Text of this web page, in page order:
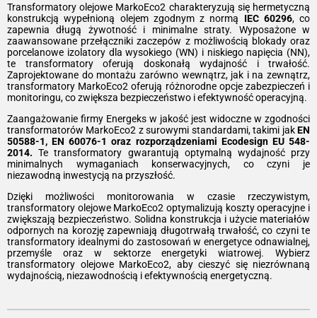
Transformatory olejowe MarkoEco2 charakteryzują się hermetyczną
konstrukcją wypełnioną olejem zgodnym z normą IEC 60296, co
zapewnia długą żywotność i minimalne straty. Wyposażone w
zaawansowane przełączniki zaczepów z możliwością blokady oraz
porcelanowe izolatory dla wysokiego (WN) i niskiego napięcia (NN),
te transformatory oferują doskonałą wydajność i trwałość.
Zaprojektowane do montażu zarówno wewnątrz, jak i na zewnątrz,
transformatory MarkoEco2 oferują różnorodne opcje zabezpieczeń i
monitoringu, co zwiększa bezpieczeństwo i efektywność operacyjną.
Zaangażowanie firmy Energeks w jakość jest widoczne w zgodności
transformatorów MarkoEco2 z surowymi standardami, takimi jakEN
50588-1, EN 60076-1 oraz rozporządzeniami Ecodesign EU 548-
2014. Te transformatory gwarantują optymalną wydajność przy
minimalnych wymaganiach konserwacyjnych, co czyni je
niezawodną inwestycją na przyszłość.
Dzięki możliwości monitorowania w czasie rzeczywistym,
transformatory olejowe MarkoEco2 optymalizują koszty operacyjne i
zwiększają bezpieczeństwo. Solidna konstrukcja i użycie materiałów
odpornych na korozję zapewniają długotrwałą trwałość, co czyni te
transformatory idealnymi do zastosowań w energetyce odnawialnej,
przemyśle oraz w sektorze energetyki wiatrowej. Wybierz
transformatory olejowe MarkoEco2, aby cieszyć się niezrównaną
wydajnością, niezawodnością i efektywnością energetyczną.